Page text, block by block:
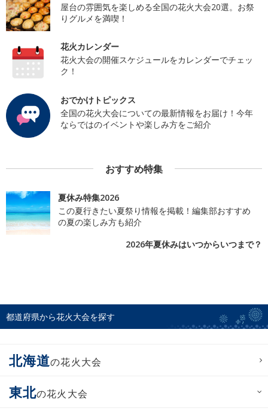
屋台の雰囲気を楽しめる全国の花火大会20選。お祭
りグルメを満喫！
花火カレンダー
花火大会の開催スケジュールをカレンダーでチェッ
ク！
おでかけトピックス
全国の花火大会についての最新情報をお届け！今年
ならではのイベントや楽しみ方をご紹介
おすすめ特集
夏休み特集2026
この夏行きたい夏祭り情報を掲載！編集部おすすめ
の夏の楽しみ方も紹介
2026年夏休みはいつからいつまで？
都道府県から花火大会を探す
北海道の花火大会
東北の花火大会